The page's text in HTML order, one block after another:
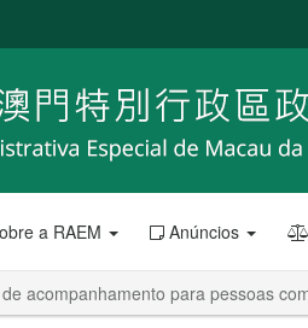
a RAEM Anúncios
acompanhamento para pessoas